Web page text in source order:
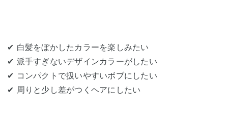
✔ 白髪をぼかしたカラーを楽しみたい
✔ 派手すぎないデザインカラーがしたい
✔ コンパクトで扱いやすいボブにしたい
✔ 周りと少し差がつくヘアにしたい